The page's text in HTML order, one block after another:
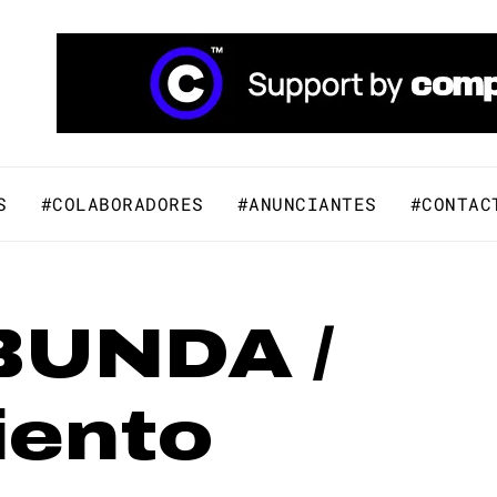
#COLABORADORES #ANUNCIANTES
/